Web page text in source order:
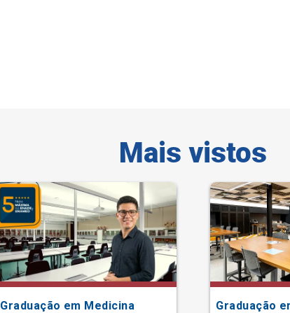
Mais vistos
Graduação em Medicina
Graduação